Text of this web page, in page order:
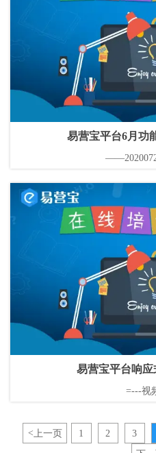
易营宝平台6月功
易营宝平台响
=---视
< 上一页 1 2 3